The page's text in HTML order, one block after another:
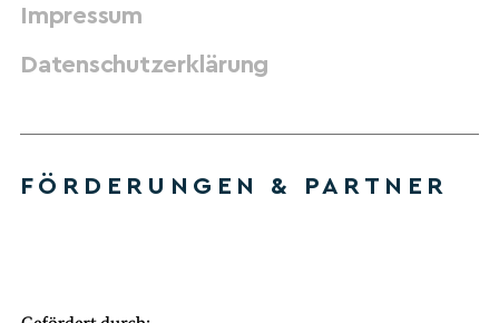
Impressum
Datenschutzerklärung
FÖRDERUNGEN & PARTNER